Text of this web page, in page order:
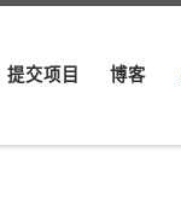
提交项目 博客